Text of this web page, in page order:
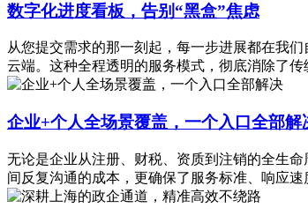
数字化进度看板，告别“黑盒”焦虑
从您提交需求的那一刻起，每一步进展都在我
云端。这种全程透明的服务模式，彻底消除了
企业+个人全场景覆盖，一个入口全部解
无论是企业从注册、财税、资质到注销的全生
间反复沟通的成本，更确保了服务标准、响应